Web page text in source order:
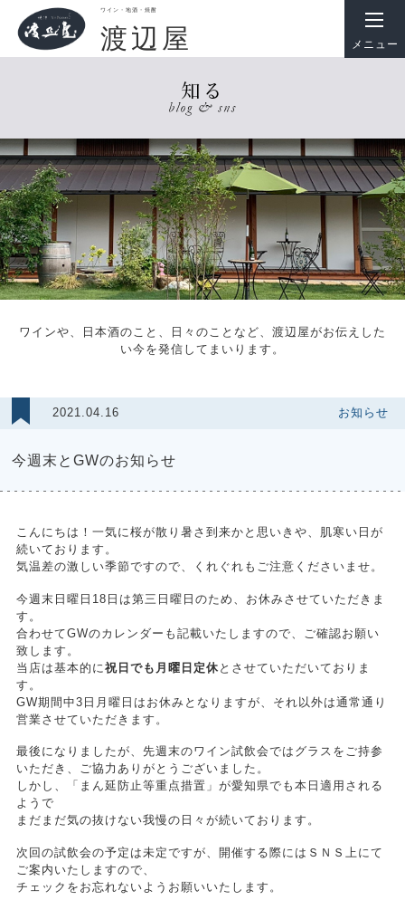
メニュー
ワイン・地酒・焼酎
渡辺屋
ワインや、日本酒のこと、日々のことなど、渡辺屋がお伝えした
い今を発信してまいります。
2021.04.16 お知らせ
今週末とGWのお知らせ
こんにちは！一気に桜が散り暑さ到来かと思いきや、肌寒い日が
続いております。
気温差の激しい季節ですので、くれぐれもご注意くださいませ。
今週末日曜日18日は第三日曜日のため、お休みさせていただきま
す。
合わせてGWのカレンダーも記載いたしますので、ご確認お願い
致します。
当店は基本的に 祝日でも月曜日定休とさせていただいておりま
す。
GW期間中3日月曜日はお休みとなりますが、それ以外は通常通り
営業させていただきます。
最後になりましたが、先週末のワイン試飲会ではグラスをご持参
いただき、ご協力ありがとうございました。
しかし、「まん延防止等重点措置」が愛知県でも本日適用される
ようで
まだまだ気の抜けない我慢の日々が続いております。
次回の試飲会の予定は未定ですが、開催する際にはＳＮＳ上にて
ご案内いたしますので、
チェックをお忘れないようお願いいたします。